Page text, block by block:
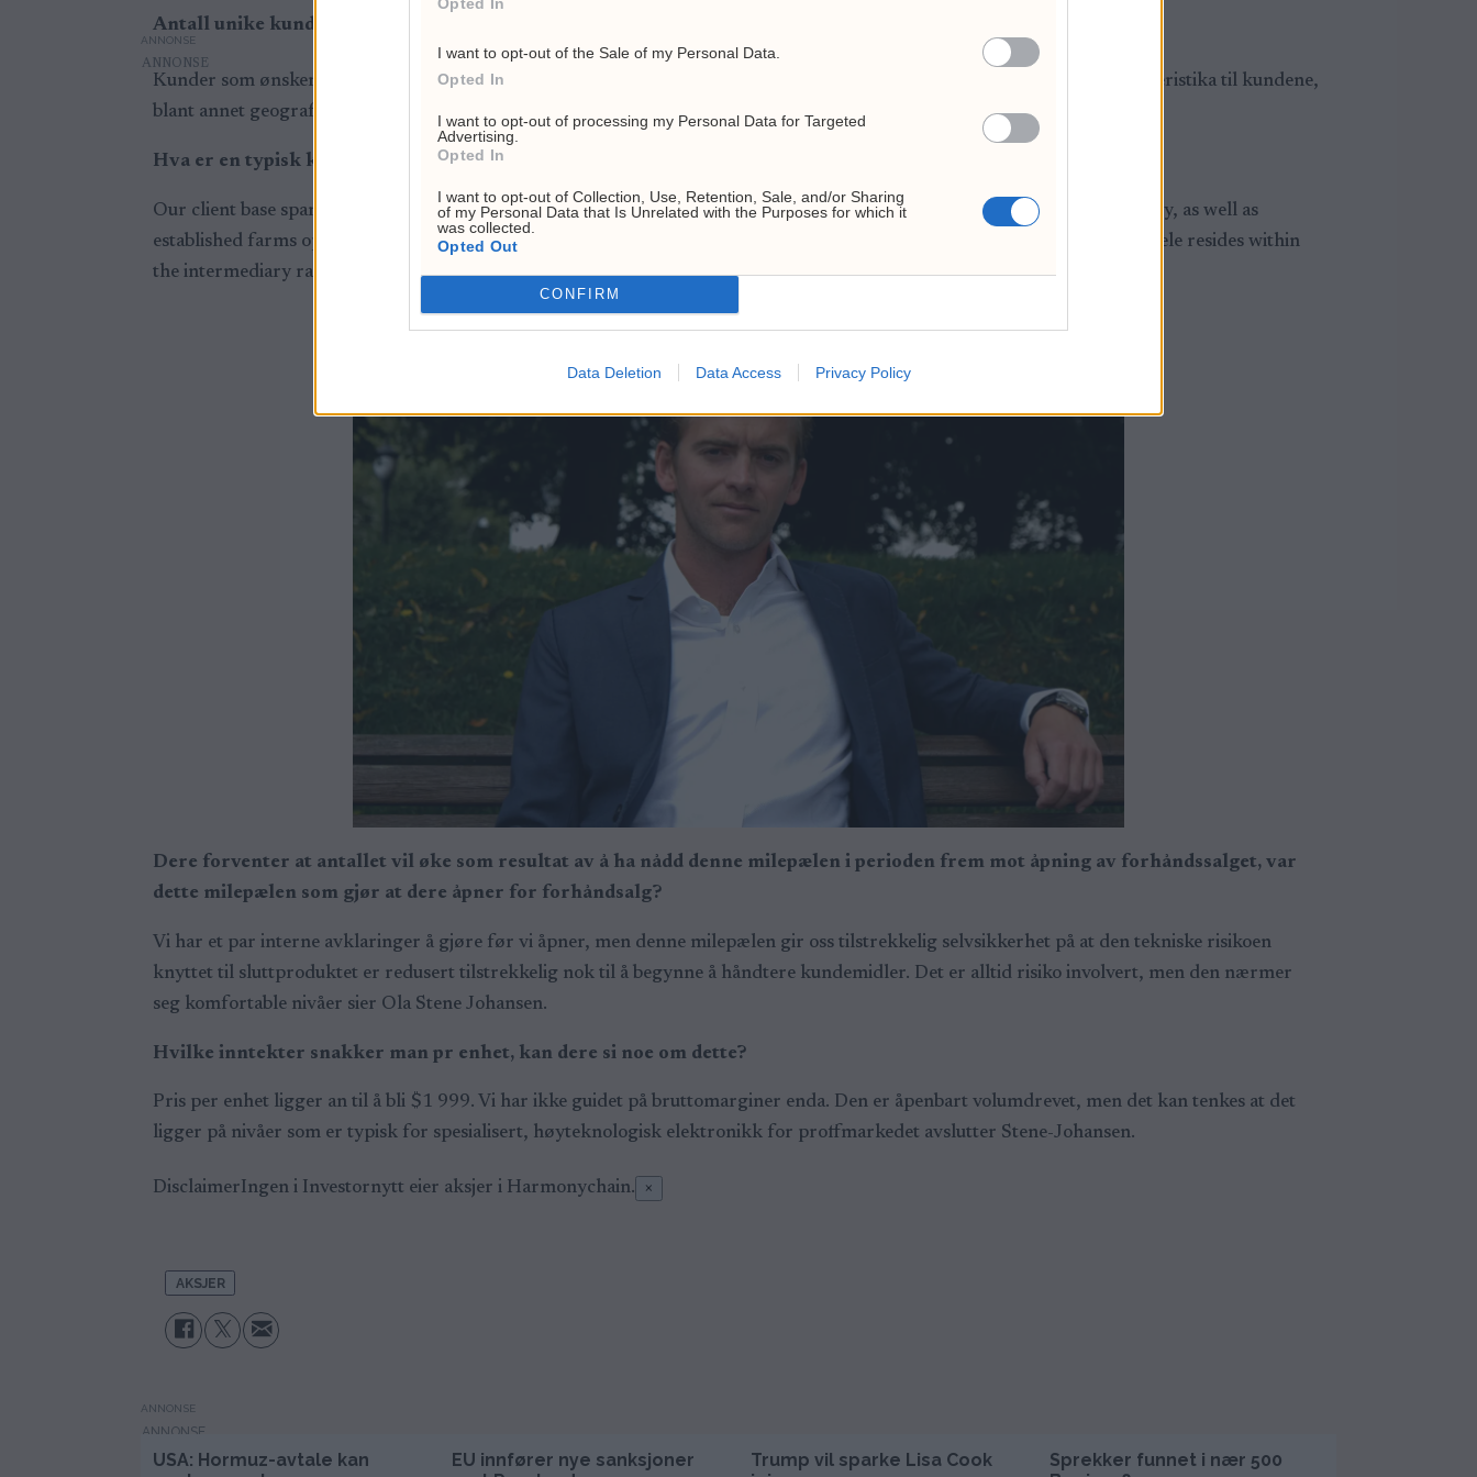
I want to opt-out of the Sale of my Personal Data.
Opted In
I want to opt-out of processing my Personal Data for Targeted
Advertising.
Opted In
I want to opt-out of Collection, Use, Retention, Sale, and/or Sharing
of my Personal Data that Is Unrelated with the Purposes for which it
was collected.
Opted Out
CONFIRM
Data Deletion Data Access Privacy Policy
Antall unike kunder som har indikert sin interesse har passert 2200, hvordan måler dere dette?
ANNONSE
Kunder som ønsker å delta på forhåndssalget melder seg på mailinglisten vår via lokotech.no. Der kartlegger vi litt karakteristika til kundene,
blant annet geografisk plassering og størrelsen på nåværende operation og kjøpelyst.
Hva er en typisk kunde? privat/bedrift?
Our client base spans a wide spectrum, encompassing individuals and companies that are newly entering the mining industry, as well as
established farms operating thousands of ASIC miners. Nonetheless, it is noteworthy that the largest segment of our clientele resides within
the intermediary range between these two extremes says Ben.
Dere forventer at antallet vil øke som resultat av å ha nådd denne milepælen i perioden frem mot åpning av forhåndssalget, var
dette milepælen som gjør at dere åpner for forhåndsalg?
Vi har et par interne avklaringer å gjøre før vi åpner, men denne milepælen gir oss tilstrekkelig selvsikkerhet på at den tekniske risikoen
knyttet til sluttproduktet er redusert tilstrekkelig nok til å begynne å håndtere kundemidler. Det er alltid risiko involvert, men den nærmer
seg komfortable nivåer sier Ola Stene Johansen.
Hvilke inntekter snakker man pr enhet, kan dere si noe om dette?
Pris per enhet ligger an til å bli $1 999. Vi har ikke guidet på bruttomarginer enda. Den er åpenbart volumdrevet, men det kan tenkes at det
ligger på nivåer som er typisk for spesialisert, høyteknologisk elektronikk for proffmarkedet avslutter Stene-Johansen.
DisclaimerIngen i Investornytt eier aksjer i Harmonychain. ×
AKSJER
ANNONSE
USA: Hormuz-avtale kan
EU innfører nye sanksjoner
Trump vil sparke Lisa Cook
Sprekker funnet i nær 500